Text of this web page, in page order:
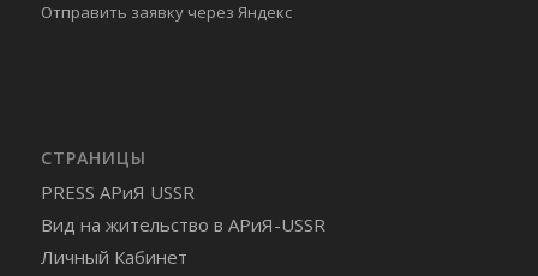
Отправить заявку через Яндекс
СТРАНИЦЫ
PRESS АРиЯ USSR
Вид на жительство в АРиЯ-USSR
Личный Кабинет